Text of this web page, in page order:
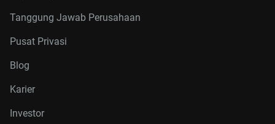
Tanggung Jawab Perusahaan
Pusat Privasi
Blog
Karier
Investor